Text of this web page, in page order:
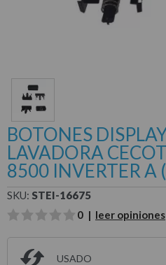
BOTONES
LAVADORA
8500 INVERTER A
SKU: STEI-16675
0 | leer opiniones
USADO